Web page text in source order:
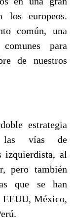
europeos.
común, una
para
de nuestros
estrategia
las vías de
izquierdista, al
pero también
que se han
EEUU, México,